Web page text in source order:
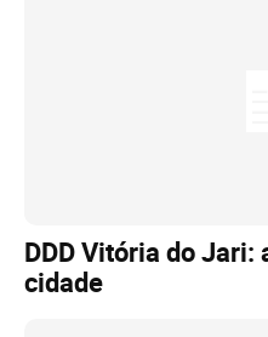
DDD Vitória do Jari:
cidade